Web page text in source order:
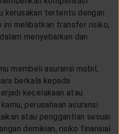
kerusakan tertentu dengan
ini melibatkan transfer risiko,
menyebarkan dan
membeli asuransi mobil,
berkala kepada
kecelakaan atau
perusahaan asuransi
atau penggantian sesuai
demikian, risiko finansial